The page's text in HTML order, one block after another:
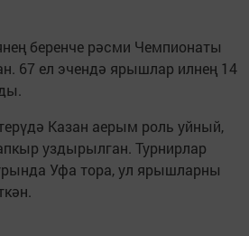
беренче рәсми Чемпионаты
67 ел эчендә ярышлар илнең 14
Казан аерым роль уйный,
уздырылган. Турнирлар
Уфа тора, ул ярышларны